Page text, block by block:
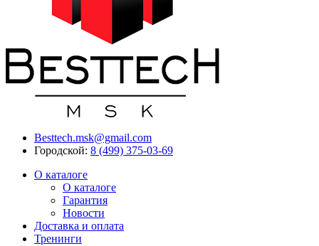
Besttech.msk@gmail.com
Городской: 8 (499) 375-03-69
О каталоге
О каталоге
Гарантия
Новости
Доставка и оплата
Тренинги